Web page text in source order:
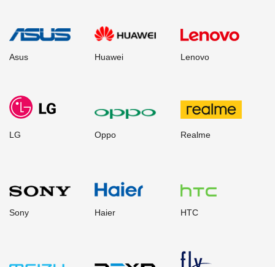
Asus Huawei Lenovo
LG Oppo Realme
Sony Haier HTC